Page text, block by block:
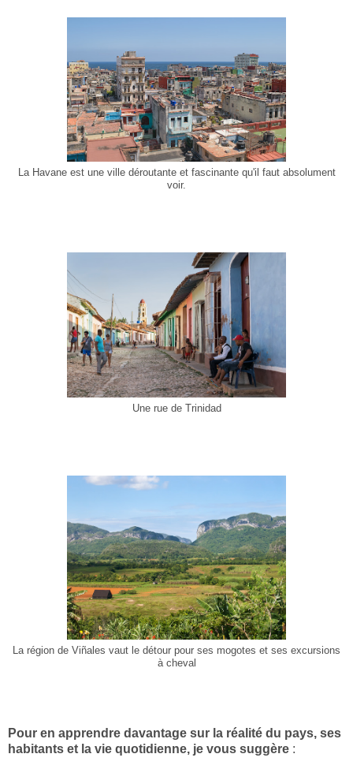
La Havane est une ville déroutante et fascinante qu'il faut absolument
voir.
Une rue de Trinidad
La région de Viñales vaut le détour pour ses mogotes et ses excursions
à cheval
Pour en apprendre davantage sur la réalité du pays, ses
habitants et la vie quotidienne, je vous suggère :